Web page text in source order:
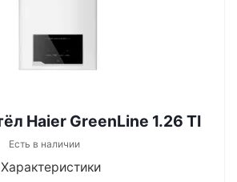
Газовый котёл Haier GreenLine 1.26 ТI
Есть в наличии
Характеристики